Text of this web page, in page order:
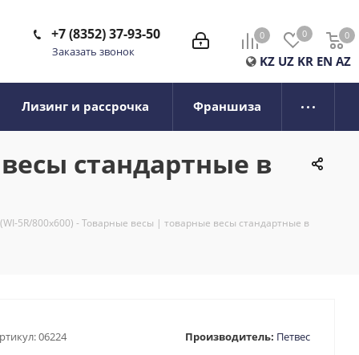
0 0 0
0
KZ UZ KR EN AZ
+7 (8352) 37-93-50
Заказать звонок
Лизинг и рассрочка Франшиза
стандартные в
5R/800х600) - Товарные весы | товарные весы стандартные в
06224 Производитель: Петвес